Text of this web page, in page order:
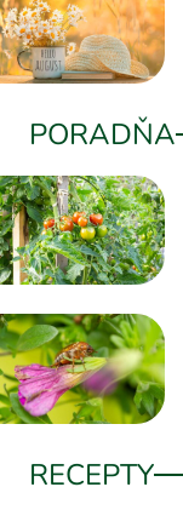
PORADŇA
RECEPTY